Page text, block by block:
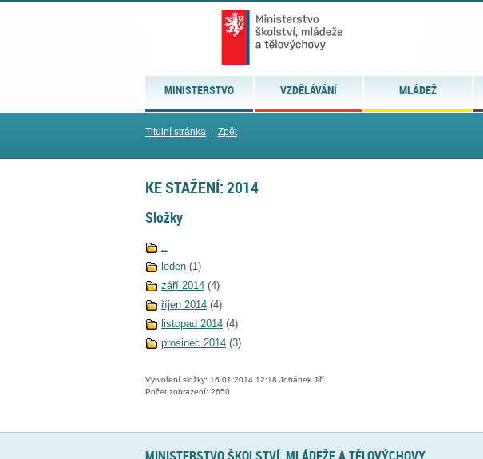
MINISTERSTVO VZDĚLÁVÁNÍ MLÁDEŽ
Titulní stránka Zpět
KE STAŽENÍ: 2014
Složky
..
leden (1)
září 2014 (4)
říjen 2014 (4)
listopad 2014 (4)
prosinec 2014 (3)
Vytvoření složky: 16.01.2014 12:18 Johánek Jiří
Počet zobrazení: 2650